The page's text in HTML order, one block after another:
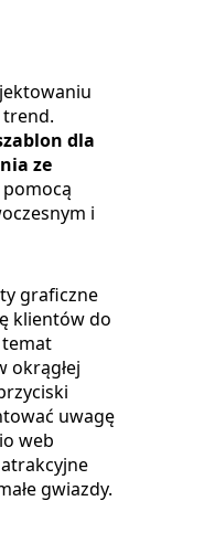
dla
ze
pomocą
i
graficzne
klientów do
okrągłej
uwagę
web
gwiazdy.